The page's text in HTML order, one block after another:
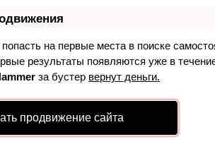
на первые места в поиске
результаты появляются уже в
за бустер вернут деньги.
продвижение сайта